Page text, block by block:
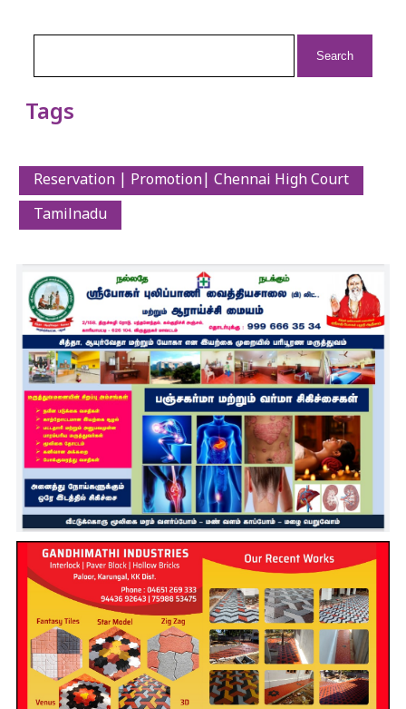
Tags
Reservation | Promotion| Chennai High Court
Tamilnadu